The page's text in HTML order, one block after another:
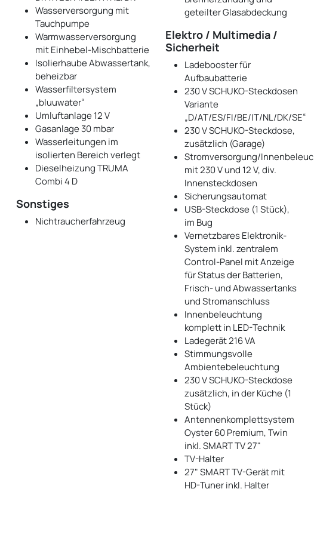
geteilter Glasabdeckung
Wasserversorgung mit
Tauchpumpe
Warmwasserversorgung
mit Einhebel-Mischbatterie
Isolierhaube Abwassertank,
beheizbar
Wasserfiltersystem
„bluuwater“
Umluftanlage 12 V
Gasanlage 30 mbar
Wasserleitungen im
isolierten Bereich verlegt
Dieselheizung TRUMA
Combi 4 D
Elektro / Multimedia /
Sicherheit
Ladebooster für
Aufbaubatterie
230 V SCHUKO-Steckdosen
Variante
„D/AT/ES/FI/BE/IT/NL/DK/SE“
230 V SCHUKO-Steckdose,
zusätzlich (Garage)
Stromversorgung/
mit 230 V und 12 V, div.
Innensteckdosen
Sicherungsautomat
USB-Steckdose (1 Stück),
im Bug
Vernetzbares Elektronik-
System inkl. zentralem
Control-Panel mit Anzeige
für Status der Batterien,
Frisch- und Abwassertanks
und Stromanschluss
Innenbeleuchtung
komplett in LED-Technik
Ladegerät 216 VA
Stimmungsvolle
Ambientebeleuchtung
230 V SCHUKO-Steckdose
zusätzlich, in der Küche (1
Stück)
Antennenkomplettsystem
Oyster 60 Premium, Twin
inkl. SMART TV 27"
TV-Halter
27" SMART TV-Gerät mit
HD-Tuner inkl. Halter
Sonstiges
Nichtraucherfahrzeug